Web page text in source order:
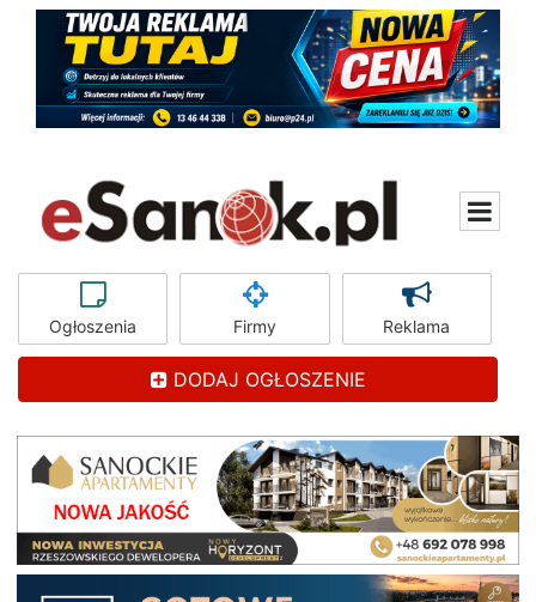
Ogłoszenia Firmy Reklama
DODAJ OGŁOSZENIE